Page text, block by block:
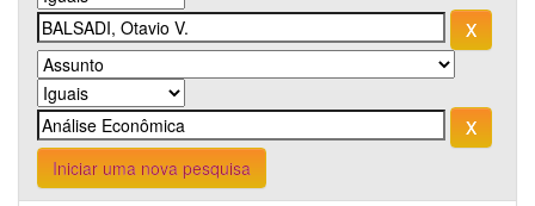
Iniciar uma nova pesquisa